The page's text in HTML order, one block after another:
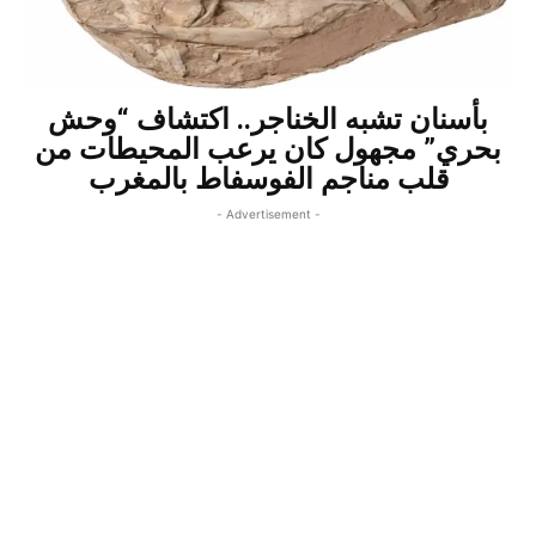
بأسنان تشبه الخناجر.. اكتشاف “وحش
بحري” مجهول كان يرعب المحيطات من
قلب مناجم الفوسفاط بالمغرب
- Advertisement -